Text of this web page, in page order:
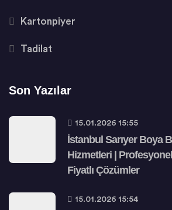
Kartonpiyer
Tadilat
Son Yazılar
15.01.2026 15:55
İstanbul Sarıyer Boya
Hizmetleri |
Fiyatlı Çözümler
15.01.2026 15:54